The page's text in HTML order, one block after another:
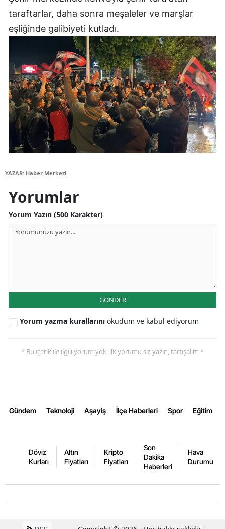
Tunceli
Şanlıurfa
Uşak
Van
Yozgat
Zonguldak
Aksaray
Yalova
Düzce
taraftarlar, daha sonra meşaleler ve marşlar
eşliğinde galibiyeti kutladı.
YAZAR: Haber Merkezi
Yorumlar
Yorum Yazın (500 Karakter)
GÖNDER
Yorum yazma kurallarını okudum ve kabul ediyorum
* Bu içerik ile ilgili yorum yok, ilk yorumu siz yazın, tartışalım *
Gündem Teknoloji Aşayiş İlçe Haberleri Spor Eğitim
Döviz
Kurları
Altın
Fiyatları
Kripto
Fiyatları
Son
Dakika
Haberleri
Hava
Durumu